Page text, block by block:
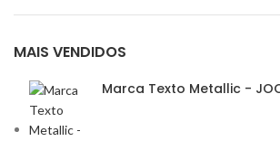
MAIS VENDIDOS
Marca Texto Metallic -